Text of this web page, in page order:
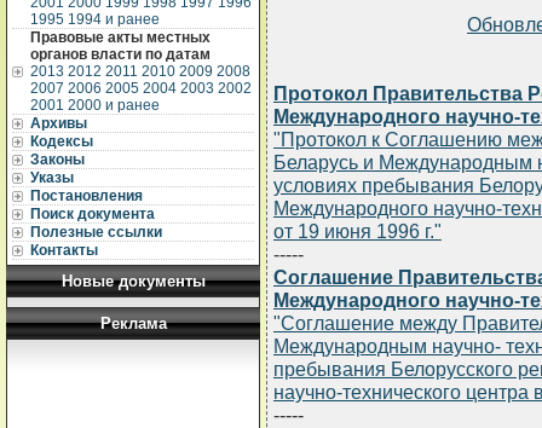
1995 1994 и ранее
Правовые акты местных
органов власти по датам
2013 2012 2011 2010 2009 2008
2007 2006 2005 2004 2003 2002
2001 2000 и ранее
Архивы
Кодексы
Законы
Указы
Постановления
Поиск документа
Полезные ссылки
Контакты
Новые документы
Реклама
Протокол Правительства
Международного научно-
"Протокол к Соглашению
Беларусь и Международным
условиях пребывания
Международного научно-
от 19 июня 1996 г."
-----
Соглашение
Международного научно-
"Соглашение между
Международным научно-
пребывания Белорусского
научно-технического центра
-----